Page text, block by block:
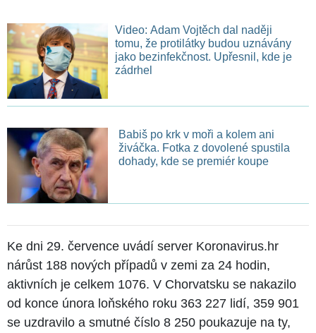
Video: Adam Vojtěch dal naději
tomu, že protilátky budou uznávány
jako bezinfekčnost. Upřesnil, kde je
zádrhel
Babiš po krk v moři a kolem ani
živáčka. Fotka z dovolené spustila
dohady, kde se premiér koupe
Ke dni 29. července uvádí server Koronavirus.hr
nárůst 188 nových případů v zemi za 24 hodin,
aktivních je celkem 1076. V Chorvatsku se nakazilo
od konce února loňského roku 363 227 lidí, 359 901
se uzdravilo a smutné číslo 8 250 poukazuje na ty,